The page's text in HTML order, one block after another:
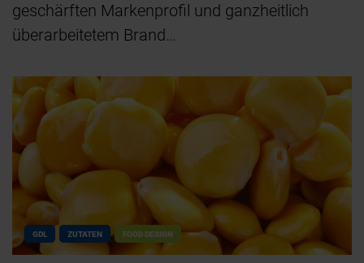
geschärften Markenprofil und ganzheitlich
überarbeitetem Brand…
GDL ZUTATEN FOOD DESIGN